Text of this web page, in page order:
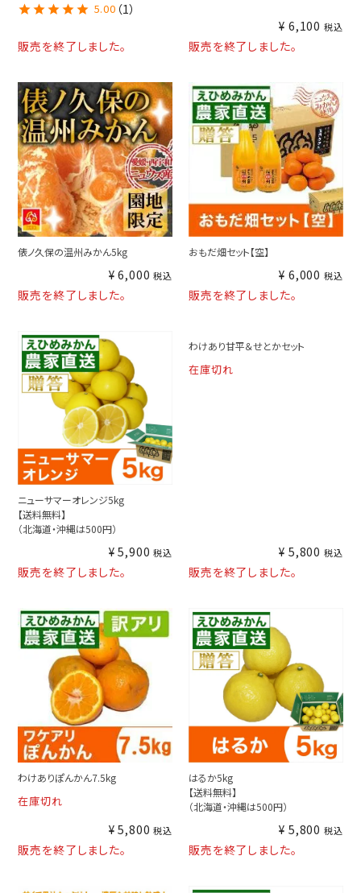
5.00 （1）
販売を終了しました。
¥ 6,100 税込
販売を終了しました。
俵ノ久保の温州みかん5kg
¥ 6,000 税込
販売を終了しました。
おもだ畑セット【空】
¥ 6,000 税込
販売を終了しました。
ニューサマーオレンジ5kg
【送料無料】
（北海道・沖縄は500円）
¥ 5,900 税込
販売を終了しました。
わけあり甘平＆せとかセット
在庫切れ
¥ 5,800 税込
販売を終了しました。
わけありぽんかん7.5kg
在庫切れ
¥ 5,800 税込
販売を終了しました。
はるか5kg
【送料無料】
（北海道・沖縄は500円）
¥ 5,800 税込
販売を終了しました。